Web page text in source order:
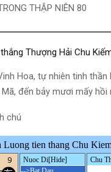
THẬP NIÊN 80
Thượng Hải Chu
Hoa, tự nhiên tinh thần
đến bảy mươi mấy hồi
chú